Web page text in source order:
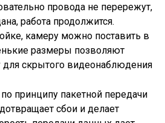
провода не перережут,
работа продолжится.
камеру можно поставить в
размеры позволяют
для скрытого видеонаблюдения
по принципу пакетной передачи
сбои и делает